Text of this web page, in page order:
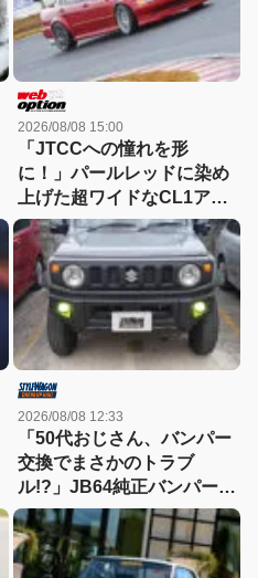
2026/08/08 15:00
「JTCCへの憧れを形
に！」パールレッドに染め
上げた超ワイドなCL1アコ
ードユーロRの美学
2026/08/08 12:33
「50代おじさん、バンパー
交換でまさかのトラブ
ル!?」JB64純正バンパー流
用に挑戦したら、センサー
エラーも体験（涙）